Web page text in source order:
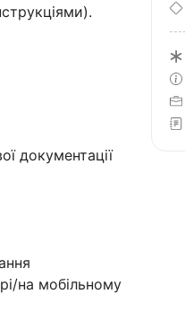
документації
на мобільному